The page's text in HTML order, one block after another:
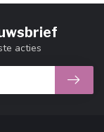
acties